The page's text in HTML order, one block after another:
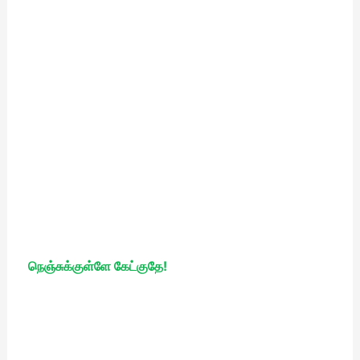
நெஞ்சுக்குள்ளே கேட்குதே!